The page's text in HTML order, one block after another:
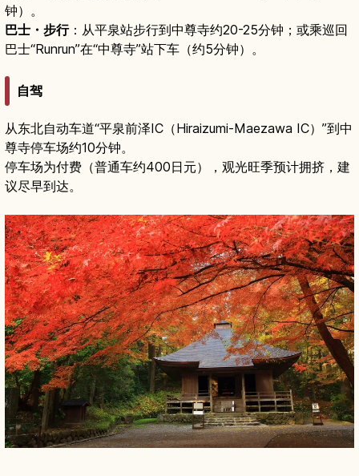
钟）。
巴士・步行：从平泉站步行到中尊寺约20-25分钟；或乘巡回
巴士“Runrun”在“中尊寺”站下车（约5分钟）。
自驾
从东北自动车道“平泉前泽IC（Hiraizumi-Maezawa IC）”到中
尊寺停车场约10分钟。
停车场为付费（普通车约400日元），观光旺季预计拥挤，建
议尽早到达。